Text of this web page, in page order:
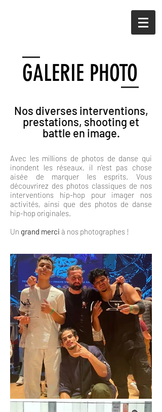
GALERIE PHOTO
Nos diverses interventions,
prestations, shooting et
battle en image.
Avec les millions de photos de danse qui
inondent les réseaux, il n'est pas chose
aisée de marquer les esprits. Vous
découvrirez des photos classiques de nos
interventions hip-hop pour imager nos
activités, ainsi que des photos de danse
hip-hop originales.
Un grand merci à nos photographes !